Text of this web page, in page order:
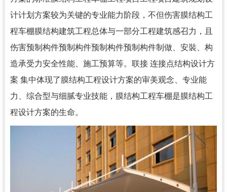
计计划方案较为关键的专业能力阶段，不但伤害膜结构工
程车棚膜结构建筑工程总体与一部分工程建筑感召力，且
伤害预制构件预制构件预制构件预制构件制做、安裝、构
造承受力安全性能、施工预算等。联接 连接点结构设计方
案 集中体现了膜结构工程设计方案的审美观念、专业能
力、综合型与细腻专业技能，膜结构工程车棚是膜结构工
程设计方案的生命。